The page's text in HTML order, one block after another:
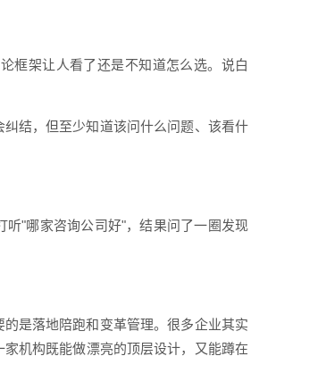
框架让人看了还是不知道怎么选。说白
结，但至少知道该问什么问题、该看什
"哪家咨询公司好"，结果问了一圈发现
是落地陪跑和变革管理。很多企业其实
机构既能做漂亮的顶层设计，又能蹲在